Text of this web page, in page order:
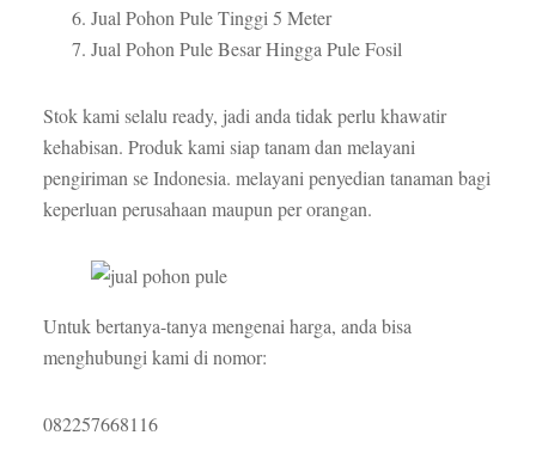
Jual Pohon Pule Tinggi 5 Meter
Jual Pohon Pule Besar Hingga Pule Fosil
Stok kami selalu ready, jadi anda tidak perlu khawatir
kehabisan. Produk kami siap tanam dan melayani
pengiriman se Indonesia. melayani penyedian tanaman bagi
keperluan perusahaan maupun per orangan.
Untuk bertanya-tanya mengenai harga, anda bisa
menghubungi kami di nomor:
082257668116